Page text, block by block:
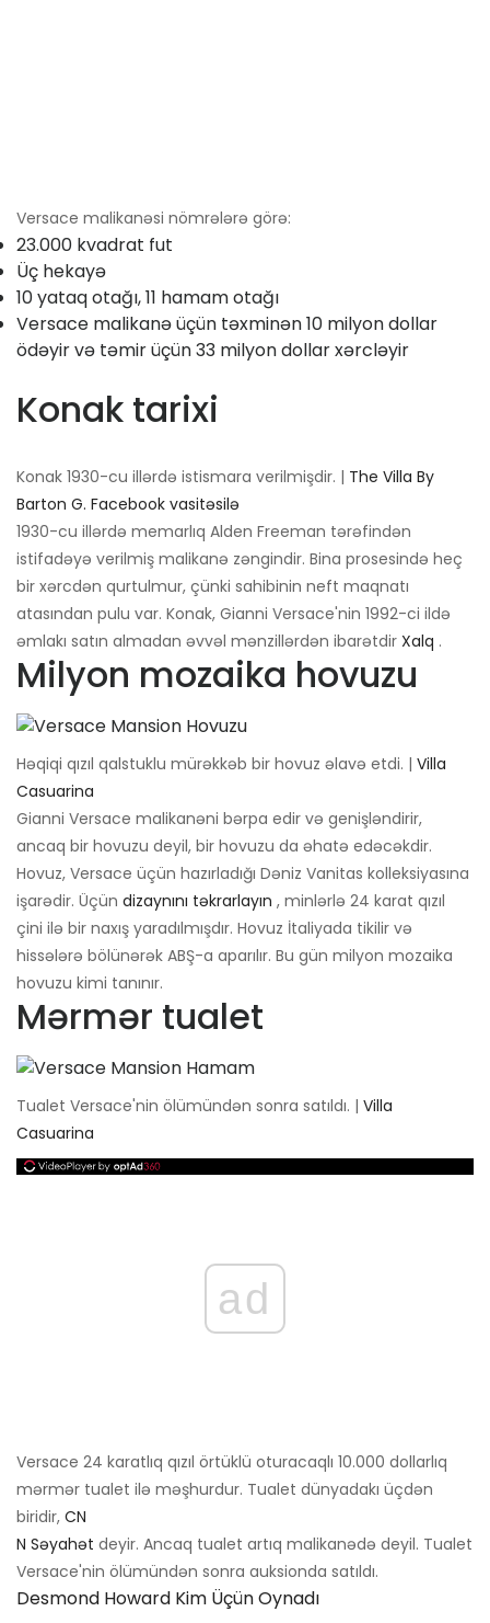
Versace malikanəsi nömrələrə görə:
23.000 kvadrat fut
Üç hekayə
10 yataq otağı, 11 hamam otağı
Versace malikanə üçün təxminən 10 milyon dollar
ödəyir və təmir üçün 33 milyon dollar xərcləyir
Konak tarixi
Konak 1930-cu illərdə istismara verilmişdir. | The Villa By
Barton G. Facebook vasitəsilə
1930-cu illərdə memarlıq Alden Freeman tərəfindən
istifadəyə verilmiş malikanə zəngindir. Bina prosesində heç
bir xərcdən qurtulmur, çünki sahibinin neft maqnatı
atasından pulu var. Konak, Gianni Versace'nin 1992-ci ildə
əmlakı satın almadan əvvəl mənzillərdən ibarətdir Xalq .
Milyon mozaika hovuzu
Həqiqi qızıl qalstuklu mürəkkəb bir hovuz əlavə etdi. | Villa
Casuarina
Gianni Versace malikanəni bərpa edir və genişləndirir,
ancaq bir hovuzu deyil, bir hovuzu da əhatə edəcəkdir.
Hovuz, Versace üçün hazırladığı Dəniz Vanitas kolleksiyasına
işarədir. Üçün dizaynını təkrarlayın , minlərlə 24 karat qızıl
çini ilə bir naxış yaradılmışdır. Hovuz İtaliyada tikilir və
hissələrə bölünərək ABŞ-a aparılır. Bu gün milyon mozaika
hovuzu kimi tanınır.
Mərmər tualet
Tualet Versace'nin ölümündən sonra satıldı. | Villa
Casuarina
ad
Versace 24 karatlıq qızıl örtüklü oturacaqlı 10.000 dollarlıq
mərmər tualet ilə məşhurdur. Tualet dünyadakı üçdən
biridir, CN
N Səyahət deyir. Ancaq tualet artıq malikanədə deyil. Tualet
Versace'nin ölümündən sonra auksionda satıldı.
Desmond Howard Kim Üçün Oynadı